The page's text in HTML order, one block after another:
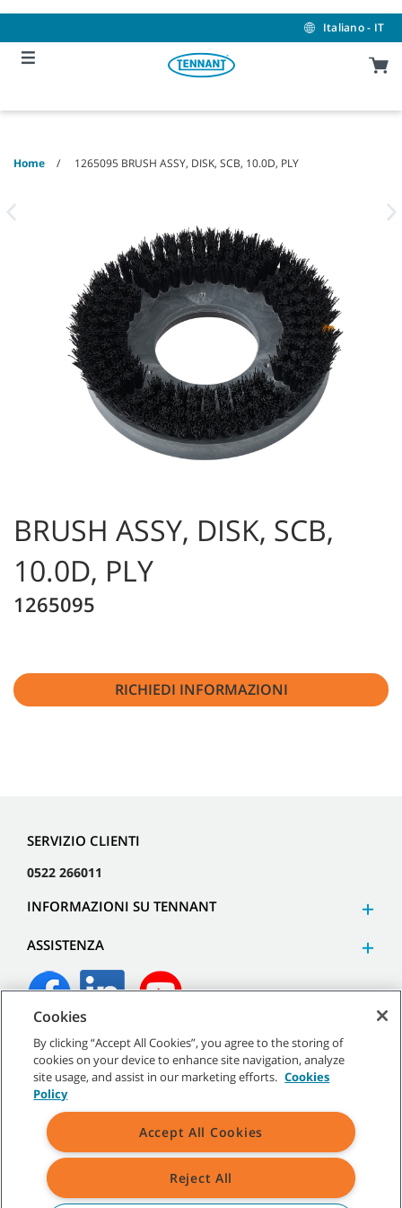
content
navigation
menu
Italiano - IT
Home 1265095 BRUSH ASSY, DISK, SCB, 10.0D, PLY
BRUSH ASSY, DISK, SCB,
10.0D, PLY
1265095
RICHIEDI INFORMAZIONI
SERVIZIO CLIENTI
0522 266011
INFORMAZIONI SU TENNANT
ASSISTENZA
©2026Tennant Company. Tutti i diritti riservati.
Mappa del sito Termini generali |Termini di utilizzo
Termini
Tutti i marchi e i loghi Tennant indicati sono di proprietà di Tennant
Cookies
By clicking “Accept All Cookies”, you agree to the storing of
cookies on your device to enhance site navigation, analyze
site usage, and assist in our marketing efforts. Cookies
Policy
Accept All Cookies
Reject All